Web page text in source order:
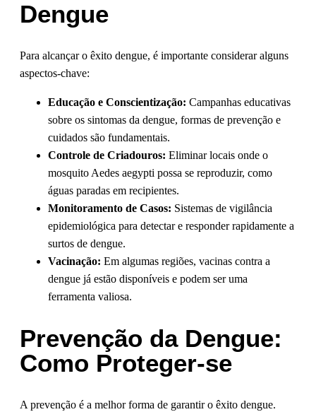
Dengue
Para alcançar o êxito dengue, é importante considerar alguns
aspectos-chave:
Educação e Conscientização: Campanhas educativas
sobre os sintomas da dengue, formas de prevenção e
cuidados são fundamentais.
Controle de Criadouros: Eliminar locais onde o
mosquito Aedes aegypti possa se reproduzir, como
águas paradas em recipientes.
Monitoramento de Casos: Sistemas de vigilância
epidemiológica para detectar e responder rapidamente a
surtos de dengue.
Vacinação: Em algumas regiões, vacinas contra a
dengue já estão disponíveis e podem ser uma
ferramenta valiosa.
Prevenção da Dengue:
Como Proteger-se
A prevenção é a melhor forma de garantir o êxito dengue.